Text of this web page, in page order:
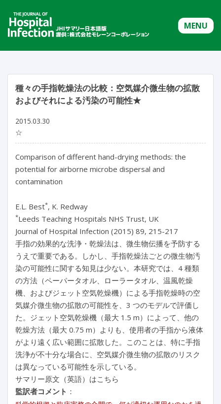
MENU
種々の手指乾燥法の比較：空気媒介微生物の拡散
およびそれによる汚染の可能性★
2015.03.30
☆
Comparison of different hand-drying methods: the
potential for airborne microbe dispersal and
contamination
E.L. Best*, K. Redway
*Leeds Teaching Hospitals NHS Trust, UK
Journal of Hospital Infection (2015) 89, 215-217
手指の効果的な洗浄・乾燥法は、微生物伝播を予防する
うえで重要である。しかし、手指乾燥法ごとの微生物汚
染の可能性に関する知見は少ない。本研究では、4 種類
の方法（ペーパータオル、ローラータオル、温風乾燥
機、およびジェット空気乾燥機）による手指乾燥時の空
気媒介微生物の拡散の可能性を、3 つのモデルで評価し
た。ジェット空気乾燥機（最大 1.5 m）によって、他の
乾燥方法（最大 0.75 m）よりも、使用者の手指から液体
がより遠く広い範囲に拡散した。このことは、特に手指
洗浄が不十分な場合に、空気媒介微生物の拡散のリスク
は異なっている可能性を示している。
サマリー原文（英語）はこちら
監訳者コメント ：